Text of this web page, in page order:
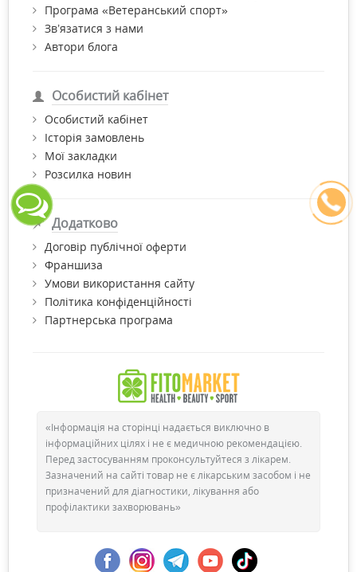
Програма «Ветеранський спорт»
Зв’язатися з нами
Автори блога
Особистий кабінет
Особистий кабінет
Історія замовлень
Мої закладки
Розсилка новин
Додатково
Договір публічної оферти
Франшиза
Умови використання сайту
Політика конфіденційності
Партнерська програма
«Інформація на сторінці надається виключно в
інформаційних цілях і не є медичною рекомендацією.
Перед застосуванням проконсультуйтеся з лікарем.
Зазначений на сайті товар не є лікарським засобом і не
призначений для діагностики, лікування або
профілактики захворювань»